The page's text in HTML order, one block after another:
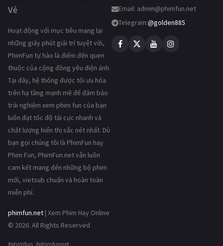
Vẻ
Hoạt động với mục tiêu mang lại
những giây phút giải trí tuyệt vời,
PhimFun tự hào là điểm đến quen
thuộc của cộng đồng yêu điện ảnh.
Tại đây, hệ thống được tối ưu hóa
trên hạ tầng mạnh mẽ để đảm bảo
trải nghiệm xem phim fun của bạn
luôn đạt tốc độ tải cực nhanh và
chất lượng hiển thị sắc nét nhất. Dù
bạn gọi chúng tôi là PhimFun hay
Phim Fun, PhimFun.net vẫn luôn
cam kết mang đến những bộ phim
mới, vietsub chuẩn và hoàn toàn
miễn phí.
phimfun.net | Xem Phim Hay Online
© 2026. All Rights Reserved
#phimfun #phimfunnet
Email: admin@phimfun.net
Telegram:@golden885